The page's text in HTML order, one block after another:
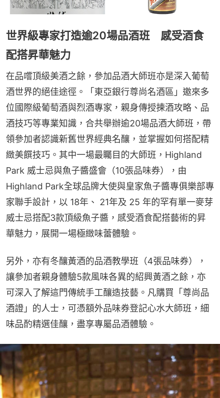
世界級專家打造逾20場品酒班 感受酒食
配搭昇華魅力
在品嚐頂級美酒之餘，參加品酒大師班亦是深入葡萄
酒世界的絕佳途徑。「東亞銀行尊尚名酒區」邀來多
位國際級葡萄酒與烈酒專家，親身傳授揀酒攻略、品
酒技巧等專業知識，合共舉辦逾20場品酒大師班，帶
領參加者認識新舊世界經典名釀，並掌握如何搭配精
緻美饌技巧。其中一場最矚目的大師班，Highland
Park 威士忌與魚子醬盛會（10張品味券），由
Highland Park全球品牌大使與皇家魚子醬專俱樂部專
家聯手設計，以 18年、 21年及 25 年的罕有單一麥芽
威士忌搭配3款頂級魚子醬，感受酒食配搭藝術的昇
華魅力，展開一場極緻味蕾體驗。
另外，亦有冬釀黃酒的品酒教學班（4張品味券），
讓參加者親身體驗5款風味各異的紹興黃酒之餘，亦
可深入了解這門傳統手工釀造技藝。凡購買「尊尚品
酒證」的人士，可憑額外品味券登記心水大師班，細
味品酌精選佳釀，盡享專屬品酒體驗。